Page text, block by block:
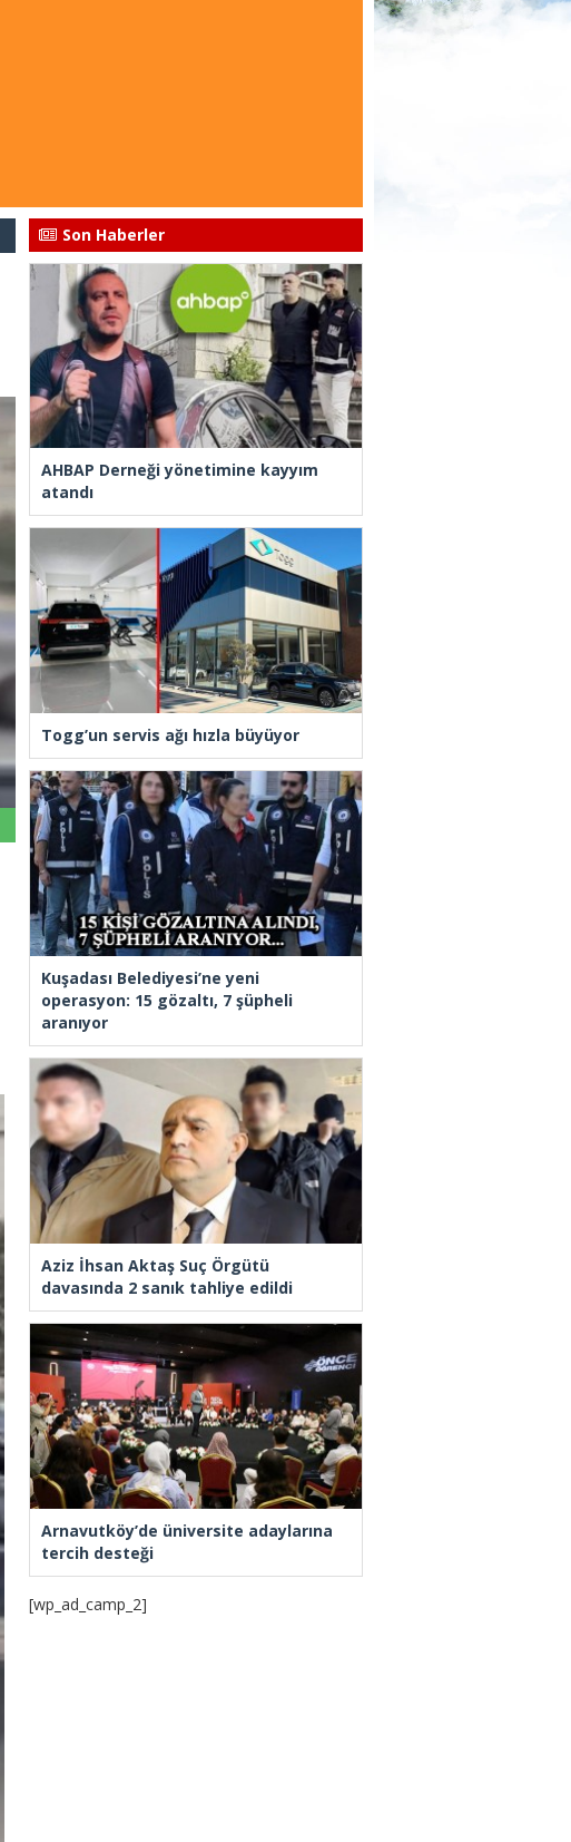
Son Haberler
AHBAP Derneği yönetimine kayyım
atandı
Togg’un servis ağı hızla büyüyor
Kuşadası Belediyesi’ne yeni
operasyon: 15 gözaltı, 7 şüpheli
aranıyor
Aziz İhsan Aktaş Suç Örgütü
davasında 2 sanık tahliye edildi
Arnavutköy’de üniversite adaylarına
tercih desteği
[wp_ad_camp_2]